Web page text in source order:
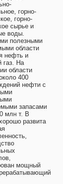
горно-
горно-
сырье и
воды.
полезными
области
нефть и
газ. На
области
400
нефти с
запасами
млн т. В
развита
мощный